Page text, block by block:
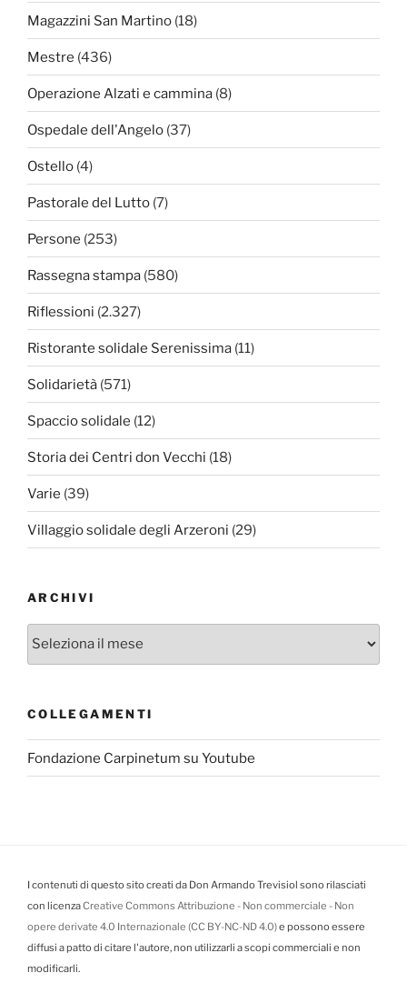
Magazzini San Martino (18)
Mestre (436)
Operazione Alzati e cammina (8)
Ospedale dell'Angelo (37)
Ostello (4)
Pastorale del Lutto (7)
Persone (253)
Rassegna stampa (580)
Riflessioni (2.327)
Ristorante solidale Serenissima (11)
Solidarietà (571)
Spaccio solidale (12)
Storia dei Centri don Vecchi (18)
Varie (39)
Villaggio solidale degli Arzeroni (29)
ARCHIVI
Archivi
COLLEGAMENTI
Fondazione Carpinetum su Youtube
I contenuti di questo sito creati da Don Armando Trevisiol sono rilasciati
con licenzaCreative Commons Attribuzione - Non commerciale - Non
opere derivate 4.0 Internazionale (CC BY-NC-ND 4.0)e possono essere
diffusi a patto di citare l'autore, non utilizzarli a scopi commerciali e non
modificarli.